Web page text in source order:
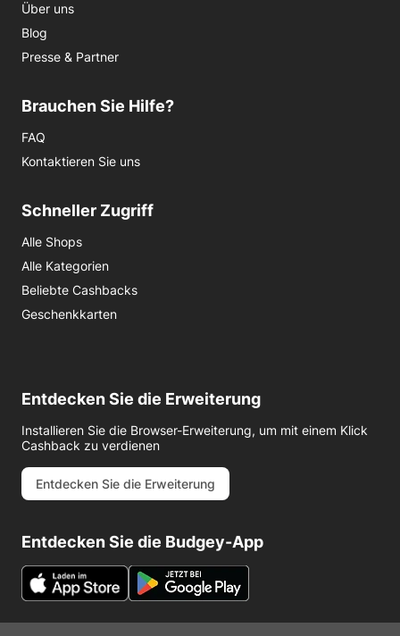
Über uns
Blog
Presse & Partner
Brauchen Sie Hilfe?
FAQ
Kontaktieren Sie uns
Schneller Zugriff
Alle Shops
Alle Kategorien
Beliebte Cashbacks
Geschenkkarten
Entdecken Sie die Erweiterung
Installieren Sie die Browser-Erweiterung, um mit einem Klick
Cashback zu verdienen
Entdecken Sie die Erweiterung
Entdecken Sie die Budgey-App